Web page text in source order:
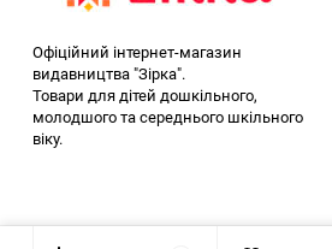
Офіційний інтернет-магазин
видавництва "Зірка".
Товари для дітей дошкільного,
молодшого та середнього шкільного
віку.